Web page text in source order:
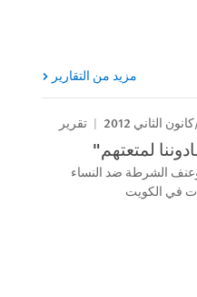
مزيد من التقارير
تقرير
لمتعتهم"
وعنف الشرطة ضد النساء
في الكويت